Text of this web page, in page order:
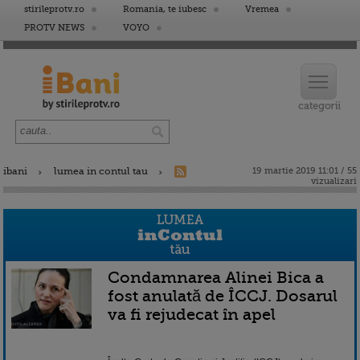
stirileprotv.ro Romania, te iubesc
Vremea
PROTV NEWS
VOYO
ibani lumea in contul tau
19 martie 2019 11:01 / 55
vizualizari
Condamnarea Alinei Bica a
fost anulată de ÎCCJ. Dosarul
va fi rejudecat în apel